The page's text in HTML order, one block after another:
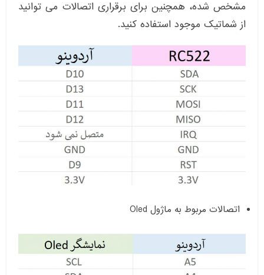
مشخص شده، همچنین برای برقراری اتصالات می توانید
از شماتیک موجود استفاده کنید.
اتصالات مربوط به ماژول Oled